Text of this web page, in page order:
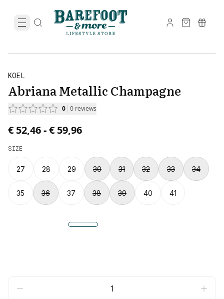
KOEL
Abriana Metallic Champagne
0 0 reviews
Price from € 52,46 to € 59,96.
€ 52,46-€ 59,96
SIZE
27 28 29 30 31 32 33 34
35 36 37 38 39 40 41